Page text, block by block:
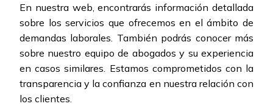
En nuestra web, encontrarás información detallada
sobre los servicios que ofrecemos en el ámbito de
demandas laborales. También podrás conocer más
sobre nuestro equipo de abogados y su experiencia
en casos similares. Estamos comprometidos con la
transparencia y la confianza en nuestra relación con
los clientes.